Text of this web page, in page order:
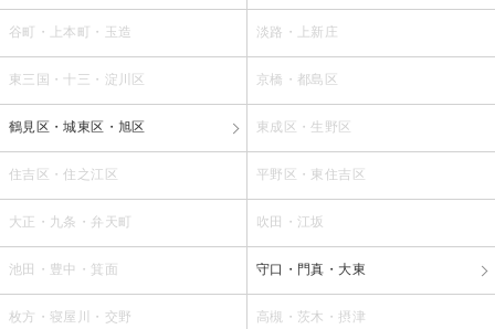
谷町・上本町・玉造 淡路・上新庄
東三国・十三・淀川区 京橋・都島区
鶴見区・城東区・旭区 東成区・生野区
住吉区・住之江区 平野区・東住吉区
大正・九条・弁天町 吹田・江坂
池田・豊中・箕面 守口・門真・大東
枚方・寝屋川・交野 高槻・茨木・摂津